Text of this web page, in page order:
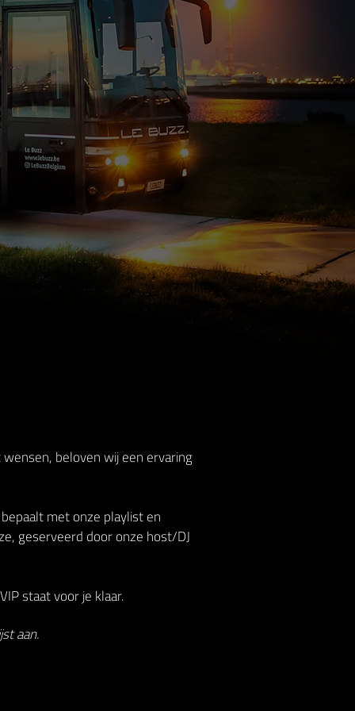
beloven wij een ervaring
met onze playlist en
geserveerd door onze host/DJ
staat voor je klaar.
aan.